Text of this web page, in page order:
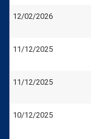
12/02/2026
11/12/2025
11/12/2025
10/12/2025